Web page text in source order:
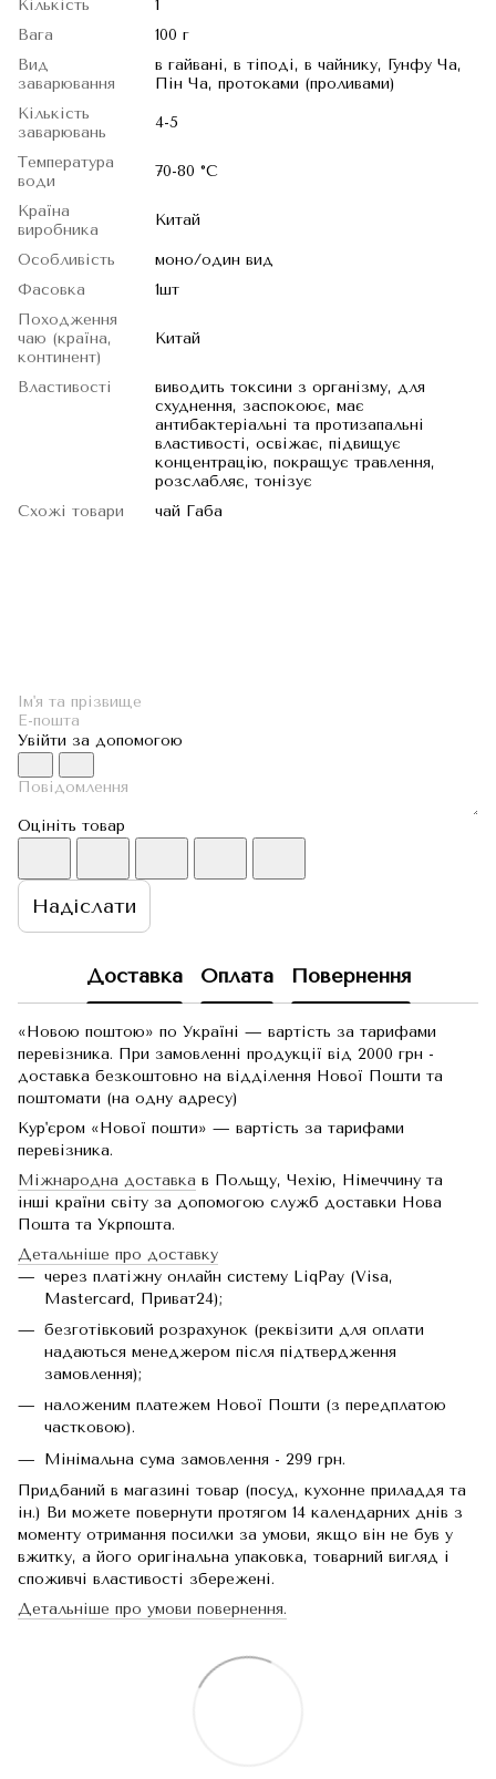
Кількість
1
Вага
100 г
Вид
заварювання
в гайвані, в тіподі, в чайнику, Гунфу Ча,
Пін Ча, протоками (проливами)
Кількість
заварювань
4-5
Температура
води
70-80 °C
Країна
виробника
Китай
Особливість
моно/один вид
Фасовка
1шт
Походження
чаю (країна,
континент)
Китай
Властивості
виводить токсини з організму, для
схуднення, заспокоює, має
антибактеріальні та протизапальні
властивості, освіжає, підвищує
концентрацію, покращує травлення,
розслабляє, тонізує
Схожі товари
чай Габа
Увійти за допомогою
Оцініть товар
Надіслати
Доставка Оплата Повернення
«Новою поштою» по Україні — вартість за тарифами
перевізника. При замовленні продукції від 2000 грн -
доставка безкоштовно на відділення Нової Пошти та
поштомати (на одну адресу)
Кур'єром «Нової пошти» — вартість за тарифами
перевізника.
Міжнародна доставка в Польщу, Чехію, Німеччину та
інші країни світу за допомогою служб доставки Нова
Пошта та Укрпошта.
Детальніше про доставку
через платіжну онлайн систему LiqPay (Visa,
Mastercard, Приват24);
безготівковий розрахунок (реквізити для оплати
надаються менеджером після підтвердження
замовлення);
наложеним платежем Нової Пошти (з передплатою
частковою).
Мінімальна сума замовлення - 299 грн.
Придбаний в магазині товар (посуд, кухонне приладдя та
ін.) Ви можете повернути протягом 14 календарних днів з
моменту отримання посилки за умови, якщо він не був у
вжитку, а його оригінальна упаковка, товарний вигляд і
споживчі властивості збережені.
Детальніше про умови повернення.